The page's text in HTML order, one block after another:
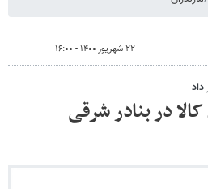
۲۲ شهریور ۱۴۰۰ - ۱۶:۰۰
داد
در بنادر شرقی